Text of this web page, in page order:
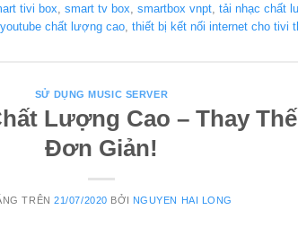
tivi box, smart tv box, smartbox vnpt, tải nhạc chất
chất lượng cao, thiết bị kết nối internet cho tivi
SỬ DỤNG MUSIC SERVER
Lượng Cao – Thay
Đơn Giản!
TRÊN21/07/2020 BỞI NGUYEN HAI LONG